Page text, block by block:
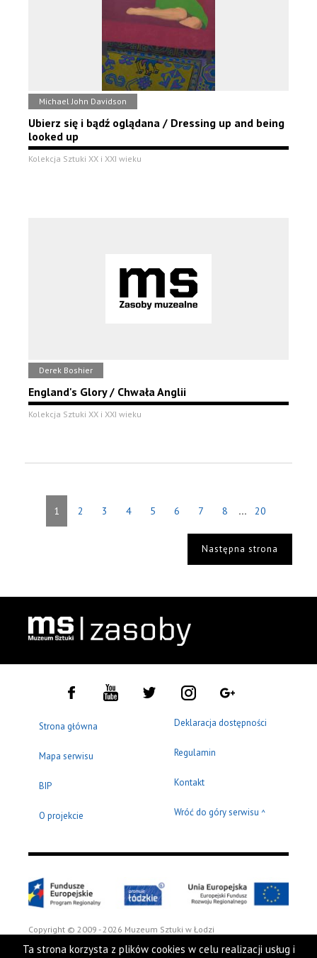
Michael John Davidson
Ubierz się i bądź oglądana / Dressing up and being
looked up
Kolekcja Sztuki XX i XXI wieku
Derek Boshier
England's Glory / Chwała Anglii
Kolekcja Sztuki XX i XXI wieku
1 2 3 4 5 6 7 8 ... 20
Następna strona
Strona główna
Mapa serwisu
BIP
O projekcie
Deklaracja dostępności
Regulamin
Kontakt
Wróć do góry serwisu ^
Copyright © 2009 - 2026 Muzeum Sztuki w Łodzi
Ta strona korzysta z plików cookies w celu realizacji usług i